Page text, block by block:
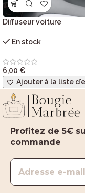
Diffuseur voiture
En stock
6,00 €
Ajouter à la liste
Profitez de 5€
commande